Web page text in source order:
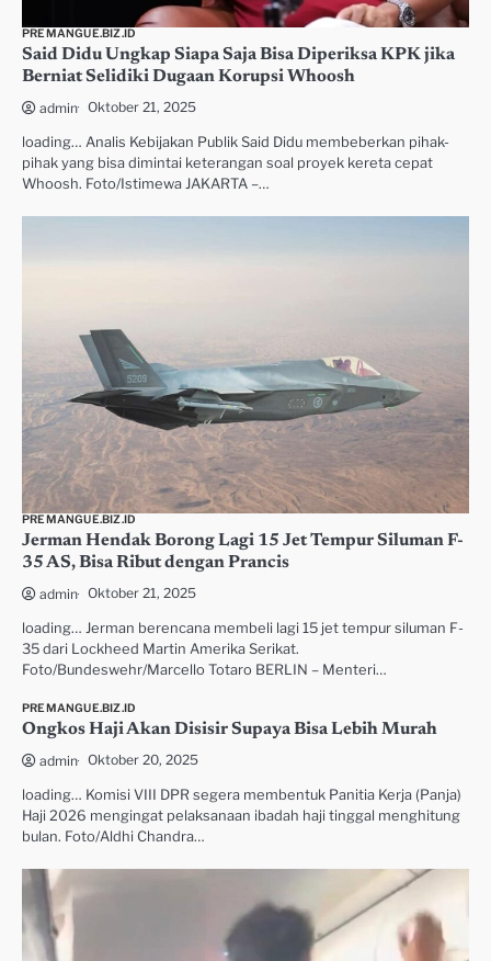
PREMANGUE.BIZ.ID
Said Didu Ungkap Siapa Saja Bisa Diperiksa KPK jika
Berniat Selidiki Dugaan Korupsi Whoosh
admin Oktober 21, 2025
loading… Analis Kebijakan Publik Said Didu membeberkan pihak-
pihak yang bisa dimintai keterangan soal proyek kereta cepat
Whoosh. Foto/Istimewa JAKARTA –…
PREMANGUE.BIZ.ID
Jerman Hendak Borong Lagi 15 Jet Tempur Siluman F-
35 AS, Bisa Ribut dengan Prancis
admin Oktober 21, 2025
loading… Jerman berencana membeli lagi 15 jet tempur siluman F-
35 dari Lockheed Martin Amerika Serikat.
Foto/Bundeswehr/Marcello Totaro BERLIN – Menteri…
PREMANGUE.BIZ.ID
Ongkos Haji Akan Disisir Supaya Bisa Lebih Murah
admin Oktober 20, 2025
loading… Komisi VIII DPR segera membentuk Panitia Kerja (Panja)
Haji 2026 mengingat pelaksanaan ibadah haji tinggal menghitung
bulan. Foto/Aldhi Chandra…